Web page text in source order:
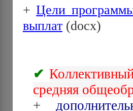
+Цели
выплат(docx)
средняя
+